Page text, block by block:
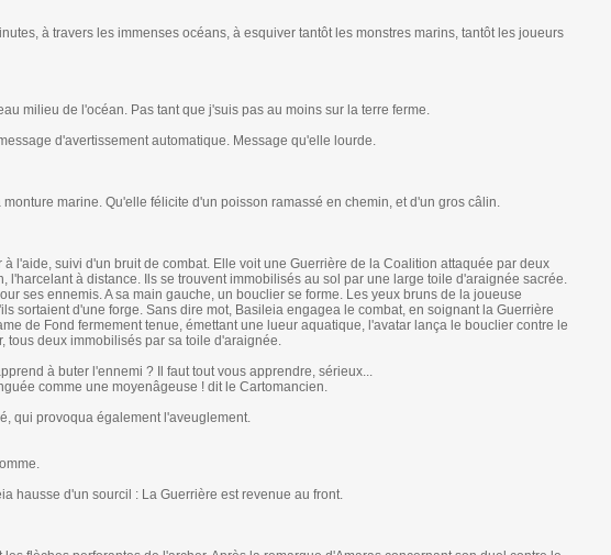
à travers les immenses océans, à esquiver tantôt les monstres marins, tantôt les joueurs
milieu de l'océan. Pas tant que j'suis pas au moins sur la terre ferme.
d'avertissement automatique. Message qu'elle lourde.
marine. Qu'elle félicite d'un poisson ramassé en chemin, et d'un gros câlin.
l'aide, suivi d'un bruit de combat. Elle voit une Guerrière de la Coalition attaquée par deux
l'harcelant à distance. Ils se trouvent immobilisés au sol par une large toile d'araignée sacrée.
ses ennemis. A sa main gauche, un bouclier se forme. Les yeux bruns de la joueuse
sortaient d'une forge. Sans dire mot, Basileia engagea le combat, en soignant la Guerrière
de Fond fermement tenue, émettant une lueur aquatique, l'avatar lança le bouclier contre le
tous deux immobilisés par sa toile d'araignée.
à buter l'ennemi ? Il faut tout vous apprendre, sérieux...
comme une moyenâgeuse ! dit le Cartomancien.
qui provoqua également l'aveuglement.
hausse d'un sourcil : La Guerrière est revenue au front.